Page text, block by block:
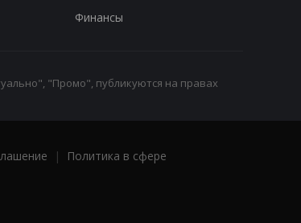
Финансы
"Промо", публикуются на правах
|
Политика в сфере